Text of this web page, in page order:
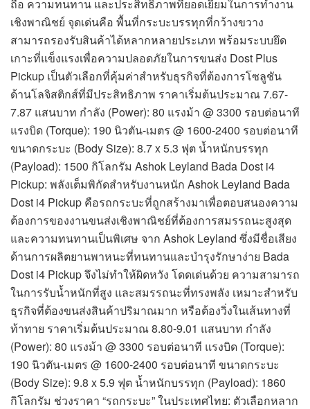
ถือ ความทนทาน และประสิทธิภาพที่ยอดเยี่ยมในการทำงาน
เชิงพาณิชย์ จุดเด่นคือ พื้นที่กระบะบรรทุกที่กว้างขวาง
สามารถรองรับสินค้าได้หลากหลายประเภท พร้อมระบบยึด
เกาะที่แข็งแรงเพื่อความปลอดภัยในการขนส่ง Dost Plus
Pickup เป็นตัวเลือกที่คุ้มค่าสำหรับธุรกิจที่ต้องการโซลูชัน
ด้านโลจิสติกส์ที่มีประสิทธิภาพ ราคาเริ่มต้นประมาณ 7.67-
7.87 แสนบาท กำลัง (Power): 80 แรงม้า @ 3300 รอบต่อนาที
แรงบิด (Torque): 190 นิวตัน-เมตร @ 1600-2400 รอบต่อนาที
ขนาดกระบะ (Body Size): 8.7 x 5.3 ฟุต น้ำหนักบรรทุก
(Payload): 1500 กิโลกรัม Ashok Leyland Bada Dost i4
Pickup: พลังเต็มพิกัดสำหรับงานหนัก Ashok Leyland Bada
Dost i4 Pickup คือรถกระบะที่ถูกสร้างมาเพื่อตอบสนองความ
ต้องการของงานขนส่งเชิงพาณิชย์ที่ต้องการสมรรถนะสูงสุด
และความทนทานเป็นพิเศษ จาก Ashok Leyland ซึ่งมีชื่อเสียง
ด้านการผลิตยานพาหนะที่ทนทานและบำรุงรักษาง่าย Bada
Dost i4 Pickup จึงไม่ทำให้ผิดหวัง โดดเด่นด้วย ความสามารถ
ในการรับน้ำหนักที่สูง และสมรรถนะที่ทรงพลัง เหมาะสำหรับ
ธุรกิจที่ต้องขนส่งสินค้าปริมาณมาก หรือต้องวิ่งในเส้นทางที่
ท้าทาย ราคาเริ่มต้นประมาณ 8.80-9.01 แสนบาท กำลัง
(Power): 80 แรงม้า @ 3300 รอบต่อนาที แรงบิด (Torque):
190 นิวตัน-เมตร @ 1600-2400 รอบต่อนาที ขนาดกระบะ
(Body Size): 9.8 x 5.9 ฟุต น้ำหนักบรรทุก (Payload): 1860
กิโลกรัม ช่วงราคา “รถกระบะ” ในประเทศไทย: ตัวเลือกหลาก